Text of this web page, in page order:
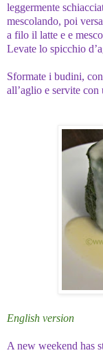
leggermente
mescolando, poi
a filo il latte e e
Levate lo spicchio
Sformate i budini,
all’aglio e servite
English version
A new weekend has